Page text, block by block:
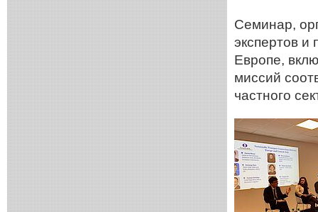
Семинар,
экспертов и
Европе,
миссий
частного